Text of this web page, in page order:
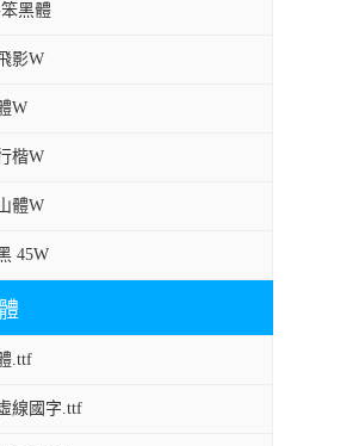
黑體
影W
W
楷W
體W
45W
.ttf
線國字.ttf